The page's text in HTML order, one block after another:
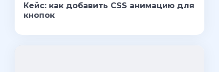
Кейс: как добавить CSS анимацию для
кнопок